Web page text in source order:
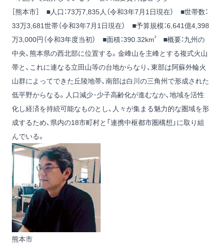
［熊本市］ ■人口：73万7,835人（令和3年7月1日現在） ■世帯数：
33万3,681世帯（令和3年7月1日現在） ■予算規模：6,641億4,398
万3,000円（令和3年度当初） ■面積：390.32km²
■概要：九州の
中央、熊本県の西北部に位置する。金峰山を主峰とする複式火山
帯と、これに連なる立田山等の台地からなり、東部は阿蘇外輪火
山群によってできた丘陵地帯、南部は白川の三角州で形成された
低平野からなる。人口減少･少子高齢化が進むなか、地域を活性
化し経済を持続可能なものとし、人々が集まる魅力的な圏域を形
成するため、県内の18市町村と「連携中枢都市圏構想」に取り組
んでいる。
熊本市